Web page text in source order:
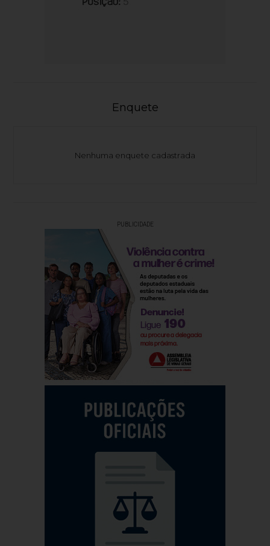
Enquete
Nenhuma enquete cadastrada
PUBLICIDADE